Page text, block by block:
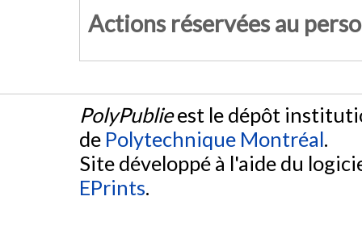
Actions réservées au
PolyPublieest le dépôt
de Polytechnique Montréal.
Site développé à l'aide du
EPrints.